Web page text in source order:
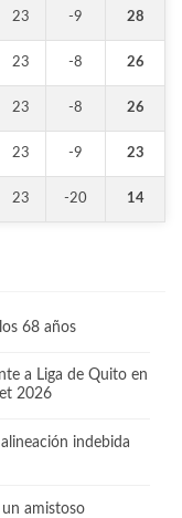
23 -9 28
23 -8 26
23 -8 26
23 -9 23
23 -20 14
68 años
a Liga de Quito en
2026
indebida
amistoso